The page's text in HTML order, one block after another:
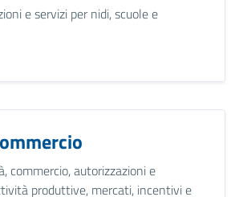
e servizi per nidi, scuole e
commercio, autorizzazioni e
produttive, mercati, incentivi e